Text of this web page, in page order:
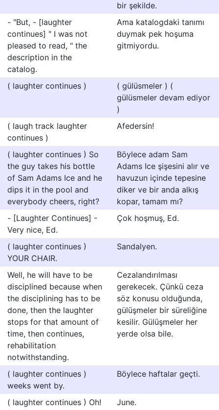
bir şekilde.
- "But, - [laughter
continues] " I was not
pleased to read, " the
description in the
catalog.
Ama katalogdaki tanımı
duymak pek hoşuma
gitmiyordu.
( laughter continues )
( gülüsmeler ) (
gülüsmeler devam ediyor
)
( laugh track laughter
continues )
Afedersin!
( laughter continues ) So
the guy takes his bottle
of Sam Adams Ice and he
dips it in the pool and
everybody cheers, right?
Böylece adam Sam
Adams Ice şişesini alır ve
havuzun içinde tepesine
diker ve bir anda alkış
kopar, tamam mı?
- [Laughter Continues] -
Very nice, Ed.
Çok hoşmuş, Ed.
( laughter continues )
YOUR CHAIR.
Sandalyen.
Well, he will have to be
disciplined because when
the disciplining has to be
done, then the laughter
stops for that amount of
time, then continues,
rehabilitation
notwithstanding.
Cezalandırılması
gerekecek. Çünkü ceza
söz konusu olduğunda,
gülüşmeler bir süreliğine
kesilir. Gülüşmeler her
yerde olsa bile.
( laughter continues )
weeks went by.
Böylece haftalar geçti.
( laughter continues ) Oh!
June.